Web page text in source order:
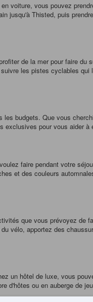
voiture, vous pouvez
jusqu'à Thisted, puis
de la mer pour faire du
les pistes cyclables
budgets. Que vous
pour vous aider à
faire pendant votre
et des couleurs
que vous prévoyez de
vélo, apportez des
un hôtel de luxe, vous
d'hôtes ou en auberge de